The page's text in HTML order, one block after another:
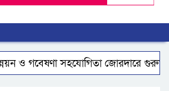
ও গবেষণা সহযোগিতা জোরদারে গুরুত্ব